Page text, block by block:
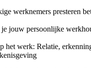
werknemers presteren
jouw persoonlijke
het werk: Relatie,